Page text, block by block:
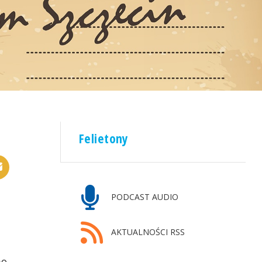
Felietony
PODCAST AUDIO
AKTUALNOŚCI RSS